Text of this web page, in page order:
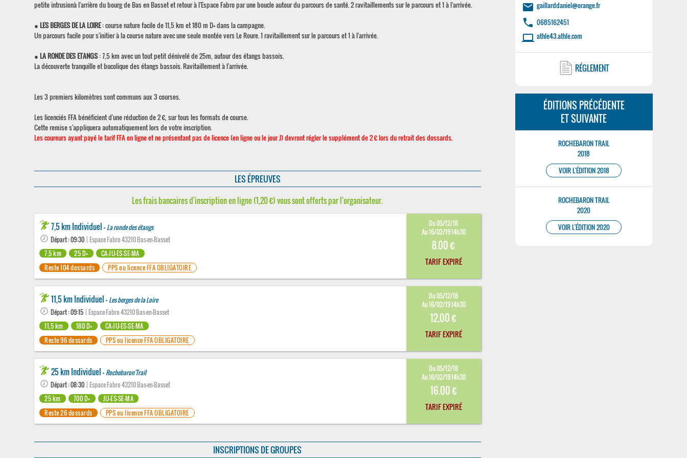
petite intrusionà l'arrière du bourg de Bas en Basset et retour à l'Espace Fabro par une boucle autour du parcours de santé. 2 ravitaillements sur le parcours et 1 à l'arrivée.
●LES BERGES DE LA LOIRE: course nature facile de 11,5 km et 180 m D+ dans la campagne.
Un parcours facile pour s'initier à la course nature avec une seule montée vers Le Roure. 1 ravitaillement sur le parcours et 1 à l'arrivée.
●LA RONDE DES ETANGS: 7,5 km avec un tout petit dénivelé de 25m, autour des étangs bassois.
La découverte tranquille et bucolique des étangs bassois. Ravitaillement à l'arrivée.
Les 3 premiers kilomètres sont communs aux 3 courses.
Les licenciés FFA bénéficient d'une réduction de 2 €, sur tous les formats de course.
Cette remise s'appliquera automatiquement lors de votre inscription.
Les coureurs ayant payé le tarif FFA en ligne et ne présentant pas de licence (en ligne ou le jour J) devront régler le supplément de 2 € lors du retrait des dossards.
LES ÉPREUVES
Les frais bancaires d'inscription en ligne (1,20 €) vous sont offerts par l'organisateur.
7,5 km Individuel - La ronde des étangs
Départ : 09:30 | Espace Fabro 43210 Bas-en-Basset
7,5 km
25 D+
CA-JU-ES-SE-MA
Reste 104 dossards
PPS ou licence FFA OBLIGATOIRE
Du 05/12/18
Au 16/02/19 14h30
8.00 €
TARIF EXPIRÉ
11,5 km Individuel - Les berges de la Loire
Départ : 09:15 | Espace Fabro 43210 Bas-en-Basset
11,5 km
180 D+
CA-JU-ES-SE-MA
Reste 96 dossards
PPS ou licence FFA OBLIGATOIRE
Du 05/12/18
Au 16/02/19 14h30
12.00 €
TARIF EXPIRÉ
25 km Individuel - Rochebaron'Trail
Départ : 08:30 | Espace Fabro 43210 Bas-en-Basset
25 km
700 D+
JU-ES-SE-MA
Reste 26 dossards
PPS ou licence FFA OBLIGATOIRE
Du 05/12/18
Au 16/02/19 14h30
16.00 €
TARIF EXPIRÉ
INSCRIPTIONS DE GROUPES
email gaillarddaniel@orange.fr
phone 0685162451
laptop athle43.athle.com
RÉGLEMENT
ÉDITIONS PRÉCÉDENTE
ET SUIVANTE
ROCHEBARON TRAIL
2018
VOIR L'ÉDITION 2018
ROCHEBARON TRAIL
2020
VOIR L'ÉDITION 2020